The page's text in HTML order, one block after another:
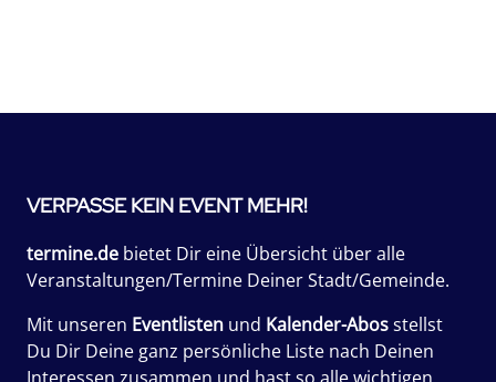
VERPASSE KEIN EVENT MEHR!
termine.de bietet Dir eine Übersicht über alle
Veranstaltungen/Termine Deiner Stadt/Gemeinde.
Mit unseren Eventlisten und Kalender-Abosstellst
Du Dir Deine ganz persönliche Liste nach Deinen